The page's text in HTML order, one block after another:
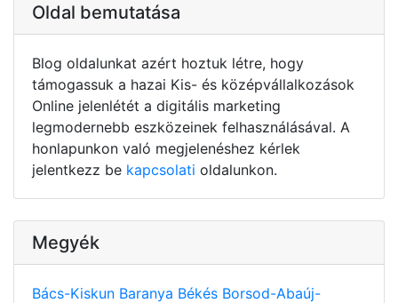
Oldal bemutatása
Blog oldalunkat azért hoztuk létre, hogy
támogassuk a hazai Kis- és középvállalkozások
Online jelenlétét a digitális marketing
legmodernebb eszközeinek felhasználásával. A
honlapunkon való megjelenéshez kérlek
jelentkezz be kapcsolati oldalunkon.
Megyék
Bács-Kiskun Baranya Békés Borsod-Abaúj-